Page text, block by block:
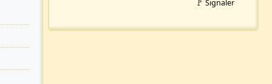
🚩 Signaler